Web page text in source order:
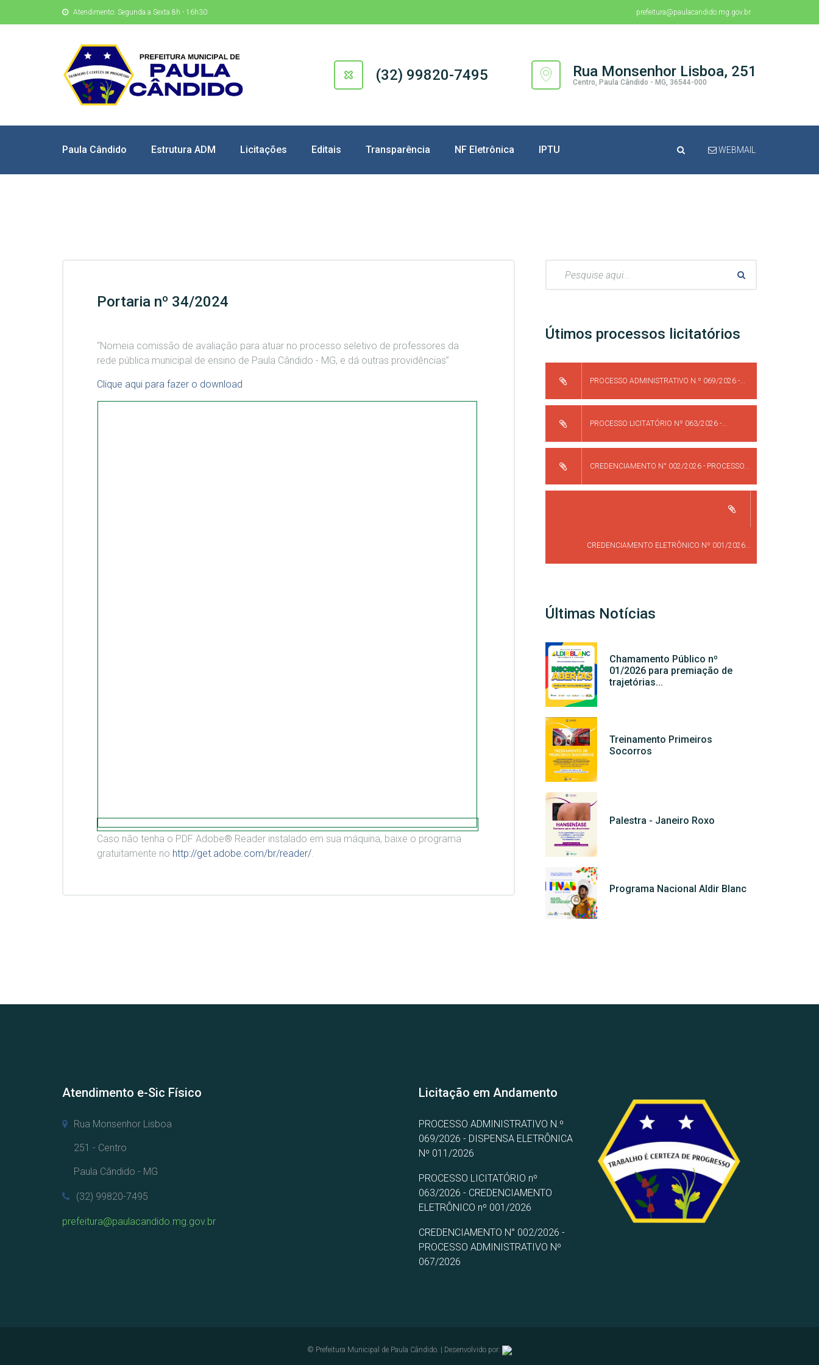
Atendimento: Segunda a Sexta 8h - 16h30 prefeitura@paulacandido.mg.gov.br
(32) 99820-7495 Rua Monsenhor Lisboa, 251
Centro, Paula Cândido - MG, 36544-000
Paula Cândido Estrutura ADM Licitações Editais Transparência NF Eletrônica IPTU WEBMAIL
Portaria nº 34/2024
“Nomeia comissão de avaliação para atuar no processo seletivo de professores da
rede pública municipal de ensino de Paula Cândido - MG, e dá outras providências”
Clique aqui para fazer o download
Caso não tenha o PDF Adobe® Reader instalado em sua máquina, baixe o programa
gratuitamente no http://get.adobe.com/br/reader/.
Útimos processos licitatórios
PROCESSO ADMINISTRATIVO N.º 069/2026 -...
PROCESSO LICITATÓRIO Nº 063/2026 -...
CREDENCIAMENTO N° 002/2026 - PROCESSO...
CREDENCIAMENTO ELETRÔNICO Nº 001/2026...
Últimas Notícias
Chamamento Público nº
01/2026 para premiação de
trajetórias...
Treinamento Primeiros
Socorros
Palestra - Janeiro Roxo
Programa Nacional Aldir Blanc
Atendimento e-Sic Físico
Rua Monsenhor Lisboa
251 - Centro
Paula Cândido - MG
(32) 99820-7495
prefeitura@paulacandido.mg.gov.br
Licitação em Andamento
PROCESSO ADMINISTRATIVO N.º
069/2026 - DISPENSA ELETRÔNICA
Nº 011/2026
PROCESSO LICITATÓRIO nº
063/2026 - CREDENCIAMENTO
ELETRÔNICO nº 001/2026
CREDENCIAMENTO N° 002/2026 -
PROCESSO ADMINISTRATIVO Nº
067/2026
© Prefeitura Municipal de Paula Cândido. | Desenvolvido por: